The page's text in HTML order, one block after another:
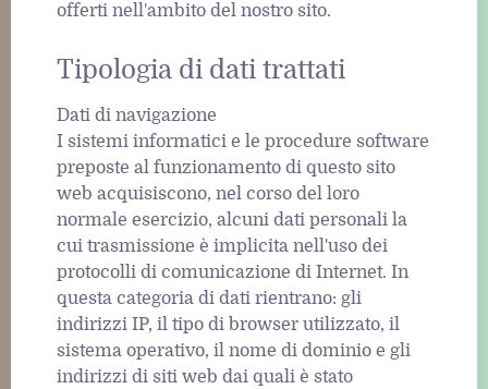
offerti nell'ambito del nostro sito.
Tipologia di dati trattati
Dati di navigazione
I sistemi informatici e le procedure software
preposte al funzionamento di questo sito
web acquisiscono, nel corso del loro
normale esercizio, alcuni dati personali la
cui trasmissione è implicita nell'uso dei
protocolli di comunicazione di Internet. In
questa categoria di dati rientrano: gli
indirizzi IP, il tipo di browser utilizzato, il
sistema operativo, il nome di dominio e gli
indirizzi di siti web dai quali è stato